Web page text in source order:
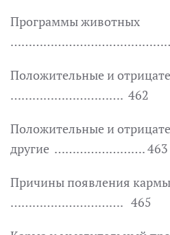
Программы животных
Положительные и
…………………………. 462
Положительные и
другие ……………………. 463
Причины появления
…………………………. 465